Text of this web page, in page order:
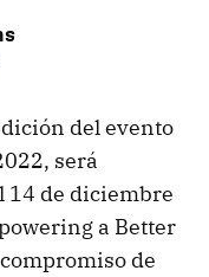
del evento
será
14 de diciembre
a Better
de